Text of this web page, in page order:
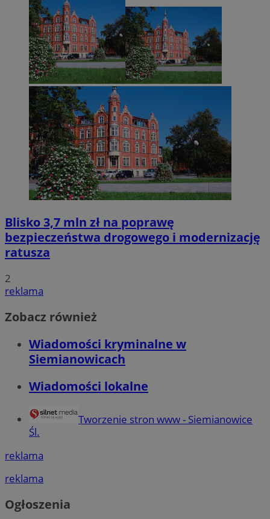
Blisko 3,7 mln zł na poprawę
bezpieczeństwa drogowego i modernizację
ratusza
2
reklama
Zobacz również
Wiadomości kryminalne w
Siemianowicach
Wiadomości lokalne
Tworzenie stron www - Siemianowice
Śl.
reklama
reklama
Ogłoszenia